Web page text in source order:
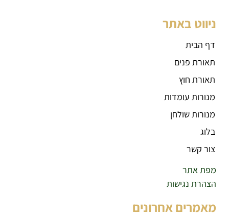
ניווט באתר
דף הבית
תאורת פנים
תאורת חוץ
מנורות עומדות
מנורות שולחן
בלוג
צור קשר
מפת אתר
הצהרת נגישות
מאמרים אחרונים